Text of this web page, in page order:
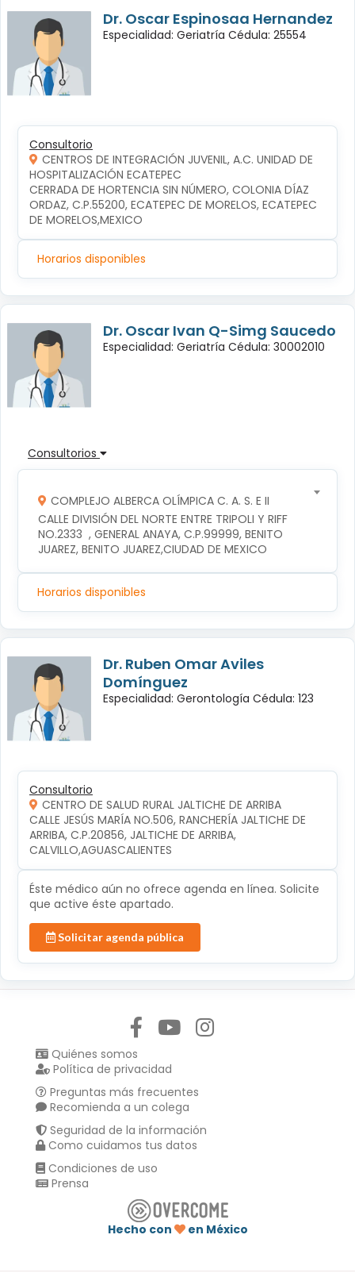
Dr. Oscar Espinosaa Hernandez
Especialidad: Geriatría Cédula: 25554
Consultorio
CENTROS DE INTEGRACIÓN JUVENIL, A.C. UNIDAD DE
HOSPITALIZACIÓN ECATEPEC
CERRADA DE HORTENCIA SIN NÚMERO, COLONIA DÍAZ
ORDAZ, C.P.55200, ECATEPEC DE MORELOS, ECATEPEC
DE MORELOS,MEXICO
Horarios disponibles
Dr. Oscar Ivan Q-Simg Saucedo
Especialidad: Geriatría Cédula: 30002010
Consultorios
COMPLEJO ALBERCA OLÍMPICA C. A. S. E II
CALLE DIVISIÓN DEL NORTE ENTRE TRIPOLI Y RIFF
NO.2333  , GENERAL ANAYA, C.P.99999, BENITO
JUAREZ, BENITO JUAREZ,CIUDAD DE MEXICO
Horarios disponibles
Dr. Ruben Omar Aviles
Domínguez
Especialidad: Gerontología Cédula: 123
Consultorio
CENTRO DE SALUD RURAL JALTICHE DE ARRIBA
CALLE JESÚS MARÍA NO.506, RANCHERÍA JALTICHE DE
ARRIBA, C.P.20856, JALTICHE DE ARRIBA,
CALVILLO,AGUASCALIENTES
Éste médico aún no ofrece agenda en línea. Solicite
que active éste apartado.
Solicitar agenda pública
Quiénes somos
Política de privacidad
Preguntas más frecuentes
Recomienda a un colega
Seguridad de la información
Como cuidamos tus datos
Condiciones de uso
Prensa
Hecho con
en México